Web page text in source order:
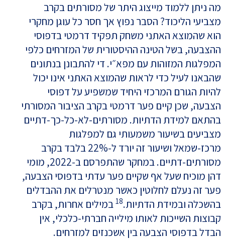
מה ניתן ללמוד מייצוג היתר של מסורתים בקרב
מצביעי הליכוד? הסבר נפוץ אך חסר כל עוגן מחקרי
הוא שהמוצא האתני משחק תפקיד דרמטי בדפוסי
ההצבעה, בשל הטינה ההיסטורית של המזרחים כלפי
המפלגות המזוהות עם מפא״י. די להתבונן בנתונים
שהבאנו לעיל כדי לראות שהמוצא האתני אינו יכול
להיות הגורם המרכזי היחיד שמשפיע על דפוסי
הצבעה, שכן קיים פער דרמטי בקרב הציבור המסורתי
בהתאם למידת הדתיות. מסורתים-לא-כל-כך-דתיים
מצביעים בשיעור משמעותי גם למפלגות
מרכז-שמאל ושיעור זה יורד ל-22% בלבד בקרב
מסורתים-דתיים. במחקר שהתפרסם ב-2022, מומי
דהן מוכיח שעל אף שקיים פער עדתי בדפוסי הצבעה,
פער זה נעלם לחלוטין כאשר מנטרלים את ההבדלים
בהשכלה ובמידת הדתיות.18במילים אחרות, בקרב
קבוצות השייכות לאותו מילייה חברתי-כלכלי, אין
הבדל בדפוסי הצבעה בין אשכנזים למזרחים.